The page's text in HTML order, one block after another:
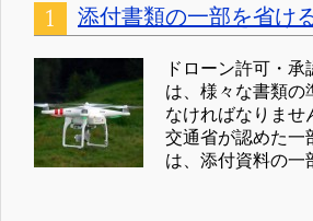
添付書類の一部を省け
ドローン許可・
は、様々な書類の
なければなりませ
交通省が認めた一
は、添付資料の一